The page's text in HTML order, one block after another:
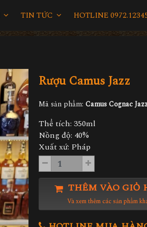
TIN TỨC HOTLINE
Rượu Camus Jazz
Mã sản phẩm: Camus Cognac
Thể tích: 350ml
Nồng độ: 40%
Xuất xứ: Pháp
THÊM VÀO GIỎ
Và xem thêm các sản phẩm